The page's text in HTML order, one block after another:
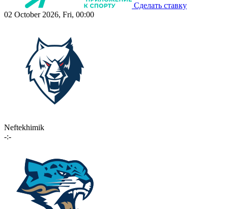
Сделать ставку
02 October 2026, Fri, 00:00
Neftekhimik
-:-